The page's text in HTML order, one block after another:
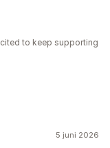
to keep supporting
5 juni 2026